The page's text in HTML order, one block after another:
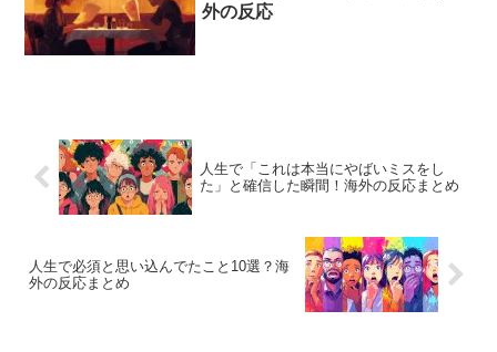
外の反応
人生で「これは本当にやばいミスをし
た」と確信した瞬間！海外の反応まとめ
人生で必須と思い込んでたこと10選？海
外の反応まとめ